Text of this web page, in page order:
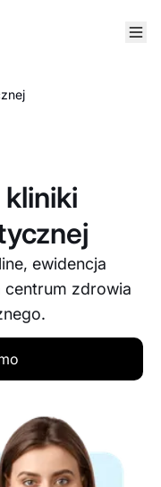
kliniki
ewidencja
centrum zdrowia